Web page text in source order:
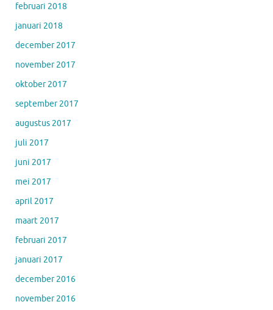
februari 2018
januari 2018
december 2017
november 2017
oktober 2017
september 2017
augustus 2017
juli 2017
juni 2017
mei 2017
april 2017
maart 2017
februari 2017
januari 2017
december 2016
november 2016